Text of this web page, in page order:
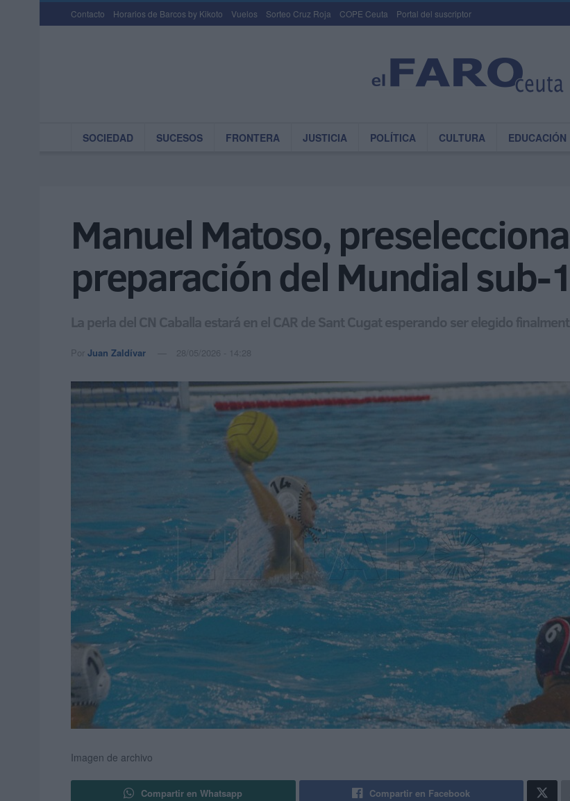
Contacto Horarios de Barcos by Kikoto Vuelos Sorteo Cruz Roja COPE Ceuta Portal del suscriptor
SOCIEDAD SUCESOS FRONTERA JUSTICIA POLÍTICA CULTURA EDUCACIÓN
Manuel Matoso,
preparación del Mundial sub-
La perla del CN Caballa estará en el CAR de Sant Cugat esperando ser elegido
Por Juan Zaldívar 28/05/2026 - 14:28
Imagen de archivo
Compartir en Whatsapp Compartir en Facebook